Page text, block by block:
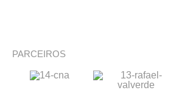
PARCEIROS